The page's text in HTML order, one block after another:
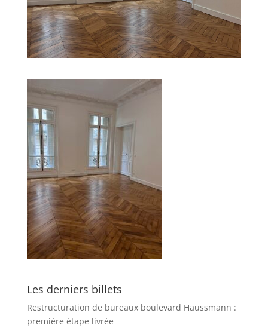
Les derniers billets
Restructuration de bureaux boulevard Haussmann :
première étape livrée